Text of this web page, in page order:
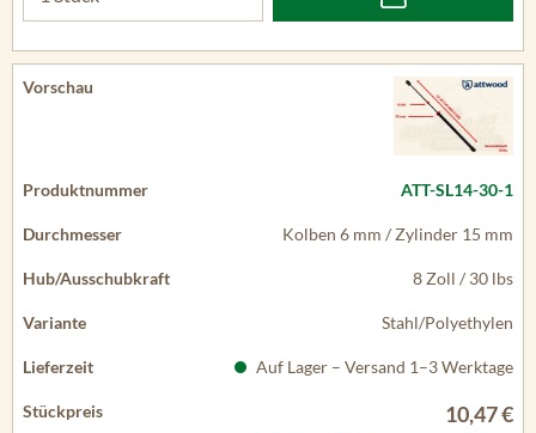
ATT-SL14-30-1
Kolben 6 mm / Zylinder 15 mm
8 Zoll / 30 lbs
Stahl/Polyethylen
Auf Lager – Versand 1–3 Werktage
10,47 €